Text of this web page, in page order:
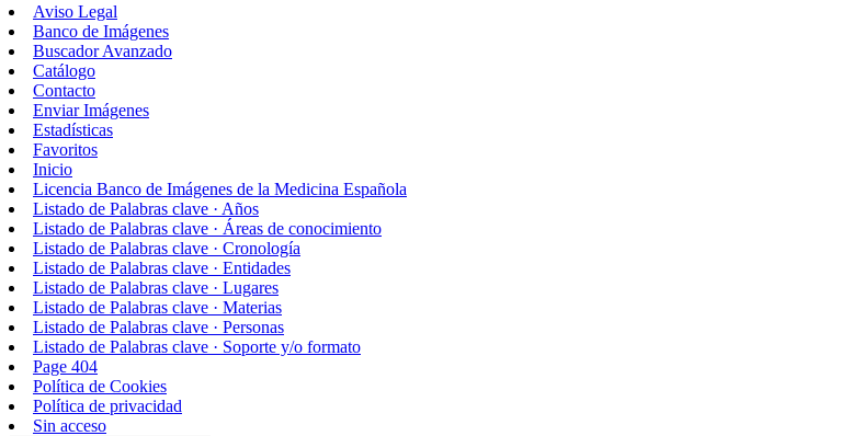
Aviso Legal
Banco de Imágenes
Buscador Avanzado
Catálogo
Contacto
Enviar Imágenes
Estadísticas
Favoritos
Inicio
Licencia Banco de Imágenes de la Medicina Española
Listado de Palabras clave · Años
Listado de Palabras clave · Áreas de conocimiento
Listado de Palabras clave · Cronología
Listado de Palabras clave · Entidades
Listado de Palabras clave · Lugares
Listado de Palabras clave · Materias
Listado de Palabras clave · Personas
Listado de Palabras clave · Soporte y/o formato
Page 404
Política de Cookies
Política de privacidad
Sin acceso